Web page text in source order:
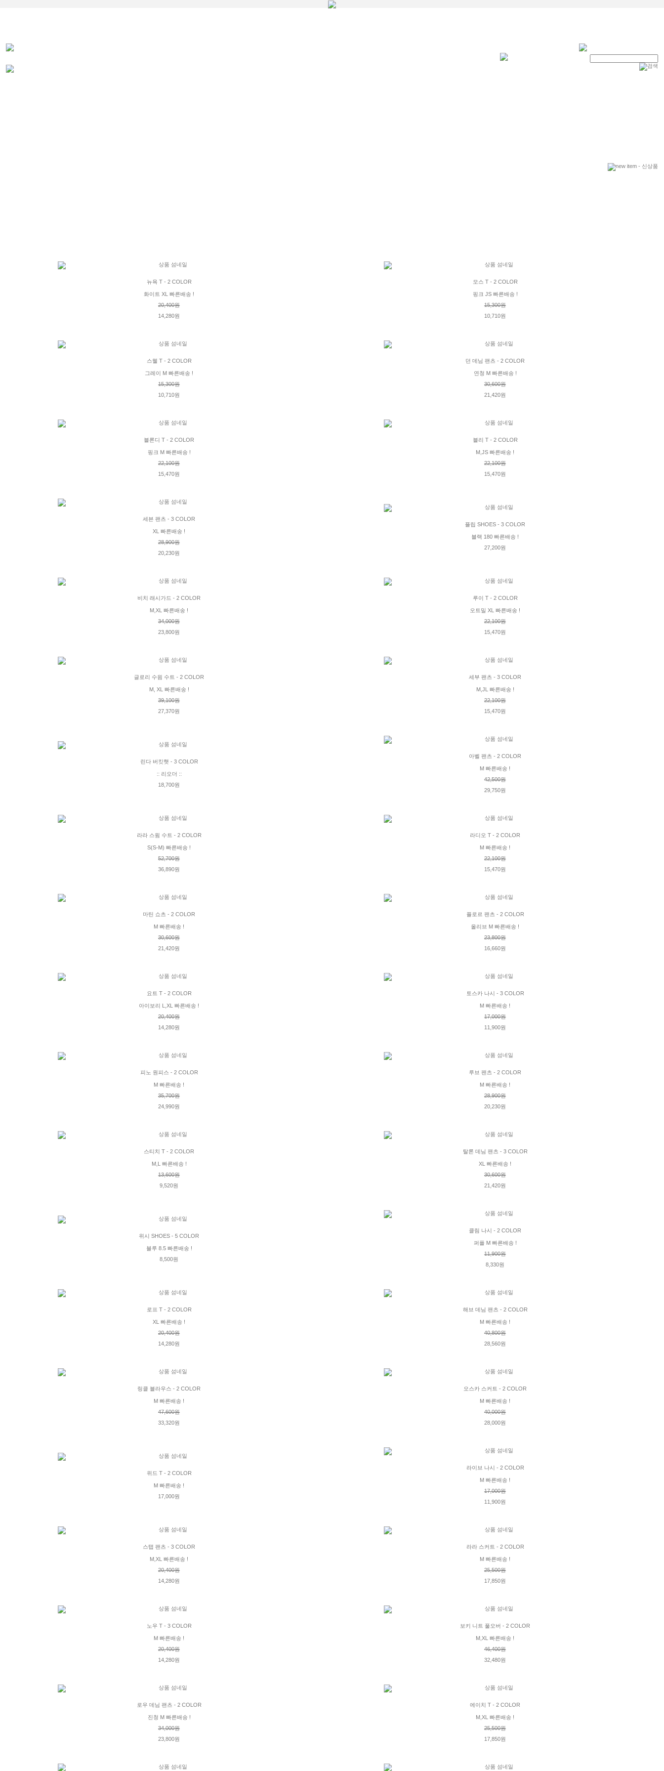
뉴욕 T - 2 COLOR
화이트 XL 빠른배송 !
20,400원
14,280원
모스 T - 2 COLOR
핑크 JS 빠른배송 !
15,300원
10,710원
스웰 T - 2 COLOR
그레이 M 빠른배송 !
15,300원
10,710원
던 데님 팬츠 - 2 COLOR
연청 M 빠른배송 !
30,600원
21,420원
블론디 T - 2 COLOR
핑크 M 빠른배송 !
22,100원
15,470원
블리 T - 2 COLOR
M,JS 빠른배송 !
22,100원
15,470원
세븐 팬츠 - 3 COLOR
XL 빠른배송 !
28,900원
20,230원
플립 SHOES - 3 COLOR
블랙 180 빠른배송 !
27,200원
비치 래시가드 - 2 COLOR
M,XL 빠른배송 !
34,000원
23,800원
루이 T - 2 COLOR
오트밀 XL 빠른배송 !
22,100원
15,470원
글로리 수읨 수트 - 2 COLOR
M, XL 빠른배송 !
39,100원
27,370원
세부 팬츠 - 3 COLOR
M,JL 빠른배송 !
22,100원
15,470원
린다 버킷햇 - 3 COLOR
:: 리오더 ::
18,700원
아벨 팬츠 - 2 COLOR
M 빠른배송 !
42,500원
29,750원
라라 스윔 수트 - 2 COLOR
S(S-M) 빠른배송 !
52,700원
36,890원
라디오 T - 2 COLOR
M 빠른배송 !
22,100원
15,470원
마틴 쇼츠 - 2 COLOR
M 빠른배송 !
30,600원
21,420원
플로르 팬츠 - 2 COLOR
올리브 M 빠른배송 !
23,800원
16,660원
요트 T - 2 COLOR
아이보리 L,XL 빠른배송 !
20,400원
14,280원
토스카 나시 - 3 COLOR
M 빠른배송 !
17,000원
11,900원
피노 원피스 - 2 COLOR
M 빠른배송 !
35,700원
24,990원
루브 팬츠 - 2 COLOR
M 빠른배송 !
28,900원
20,230원
스티치 T - 2 COLOR
M,L 빠른배송 !
13,600원
9,520원
탈론 데님 팬츠 - 3 COLOR
XL 빠른배송 !
30,600원
21,420원
위시 SHOES - 5 COLOR
블루 8.5 빠른배송 !
8,500원
클림 나시 - 2 COLOR
퍼플 M 빠른배송 !
11,900원
8,330원
로프 T - 2 COLOR
XL 빠른배송 !
20,400원
14,280원
해브 데님 팬츠 - 2 COLOR
M 빠른배송 !
40,800원
28,560원
링클 블라우스 - 2 COLOR
M 빠른배송 !
47,600원
33,320원
오스카 스커트 - 2 COLOR
M 빠른배송 !
40,000원
28,000원
위드 T - 2 COLOR
M 빠른배송 !
17,000원
라이브 나시 - 2 COLOR
M 빠른배송 !
17,000원
11,900원
스탭 팬츠 - 3 COLOR
M,XL 빠른배송 !
20,400원
14,280원
라라 스커트 - 2 COLOR
M 빠른배송 !
25,500원
17,850원
노우 T - 3 COLOR
M 빠른배송 !
20,400원
14,280원
보키 니트 풀오버 - 2 COLOR
M,XL 빠른배송 !
46,400원
32,480원
로우 데님 팬츠 - 2 COLOR
진청 M 빠른배송 !
34,000원
23,800원
에이치 T - 2 COLOR
M,XL 빠른배송 !
25,500원
17,850원